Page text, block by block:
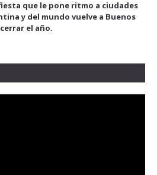
fiesta que le pone ritmo a ciudades
y del mundo vuelve a Buenos
el año.